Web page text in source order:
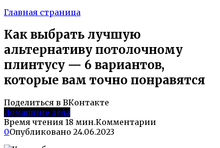
Главная страница
Как выбрать лучшую
альтернативу потолочному
плинтусу — 6 вариантов,
которые вам точно понравятся
Поделиться в ВКонтакте
Домашние дела
Время чтения 18 мин.Комментарии
0Опубликовано 24.06.2023